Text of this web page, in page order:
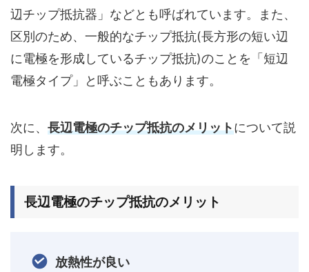
辺チップ抵抗器」などとも呼ばれています。また、
区別のため、一般的なチップ抵抗(長方形の短い辺
に電極を形成しているチップ抵抗)のことを「短辺
電極タイプ」と呼ぶこともあります。
次に、 長辺電極のチップ抵抗のメリットについて説
明します。
長辺電極のチップ抵抗のメリット
放熱性が良い